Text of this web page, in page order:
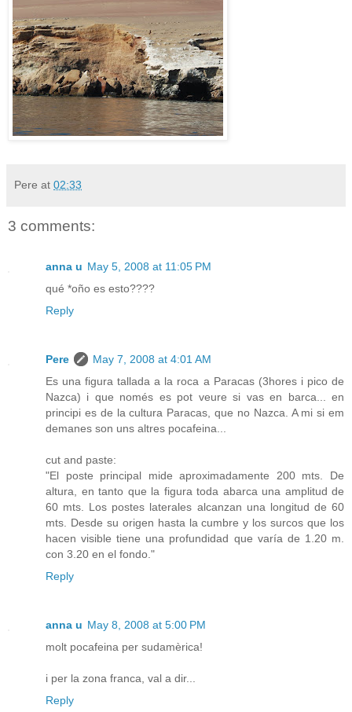
Pere at 02:33
3 comments:
anna u May 5, 2008 at 11:05 PM
qué *oño es esto????
Reply
Pere
May 7, 2008 at 4:01 AM
Es una figura tallada a la roca a Paracas (3hores i pico de
Nazca) i que només es pot veure si vas en barca... en
principi es de la cultura Paracas, que no Nazca. A mi si em
demanes son uns altres pocafeina...
cut and paste:
"El poste principal mide aproximadamente 200 mts. De
altura, en tanto que la figura toda abarca una amplitud de
60 mts. Los postes laterales alcanzan una longitud de 60
mts. Desde su origen hasta la cumbre y los surcos que los
hacen visible tiene una profundidad que varía de 1.20 m.
con 3.20 en el fondo."
Reply
anna u May 8, 2008 at 5:00 PM
molt pocafeina per sudamèrica!
i per la zona franca, val a dir...
Reply